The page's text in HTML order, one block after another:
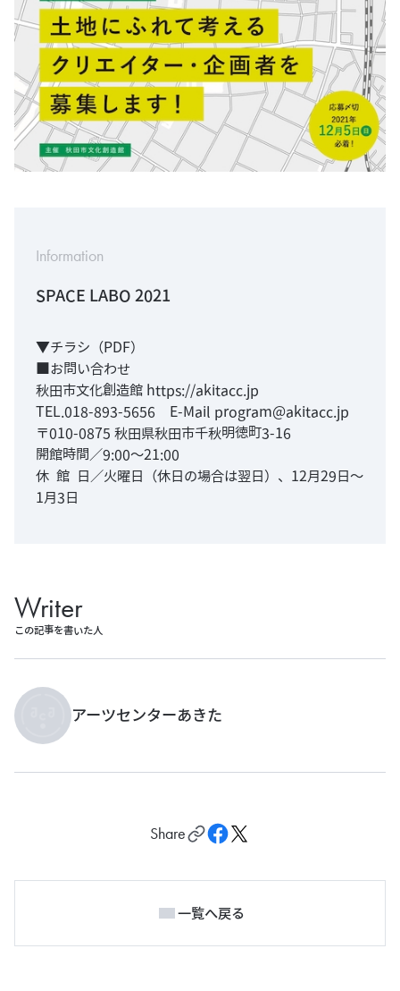
Information
SPACE LABO 2021
▼チラシ（PDF）
■お問い合わせ
秋田市文化創造館 https://akitacc.jp
TEL.018-893-5656 E-Mail program@akitacc.jp
〒010-0875 秋田県秋田市千秋明徳町3-16
開館時間／9:00〜21:00
休 館 日／火曜日（休日の場合は翌日）、12月29日〜
1月3日
Writer
この記事を書いた人
アーツセンターあきた
Share
一覧へ戻る